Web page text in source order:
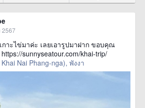
กาะไข่มาค่ะ เลยเอารูปมาฝาก ขอบคุณ
sunnyseatour.com/khai-trip/
Nai Phang-nga), พังงา